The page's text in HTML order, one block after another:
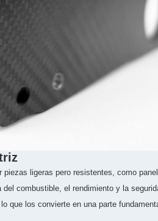
ligeras pero resistentes, como
combustible, el rendimiento y la
los convierte en una parte